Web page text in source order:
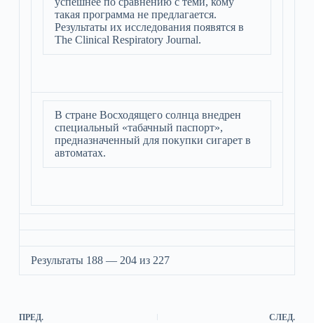
такая программа не предлагается.
Результаты их исследования появятся в
The Clinical Respiratory Journal.
В стране Восходящего солнца внедрен
специальный «табачный паспорт»,
предназначенный для покупки сигарет в
автоматах.
Результаты 188 — 204 из 227
ПРЕД. СЛЕД.